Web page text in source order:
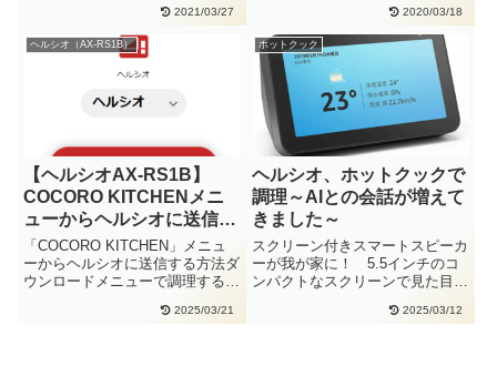
2021/03/27 2020/03/18
ヘルシオ（AX-RS1B）
【ヘルシオAX-RS1B】
COCORO KITCHENメニ
ューからヘルシオに送信す
る方法
「COCORO KITCHEN」メニュ
ーからヘルシオに送信する方法ダ
ウンロードメニューで調理する
2025/03/21
ホットクック
ヘルシオ、ホットクックで
調理～AIとの会話が増えて
きました～
スクリーン付きスマートスピーカ
ーが我が家に！ 5.5インチのコ
ンパクトなスクリーンで見た目は
2025/03/12